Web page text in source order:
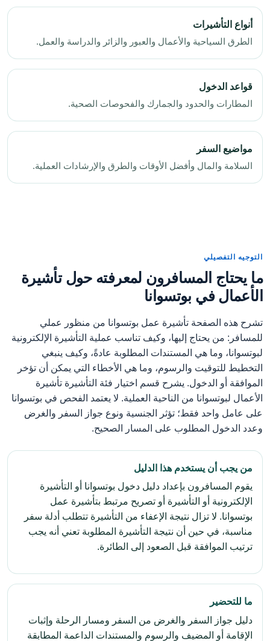
أنواع التأشيرات
الطرق السياحية والأعمال والعبور والزائر والدراسة والعمل.
قواعد الدخول
المطارات والحدود والجمارك والفحوصات الصحية.
مواضيع السفر
السلامة والمال وأفضل الأوقات والطرق والإرشادات العملية.
التوجيه التفصيلي
ما يحتاج المسافرون لمعرفته حول تأشيرة
الأعمال في بوتسوانا
تشرح هذه الصفحة تأشيرة عمل بوتسوانا من منظور عملي
للمسافر: من يحتاج إليها، وكيف تناسب عملية التأشيرة الإلكترونية
لبوتسوانا، وما هي المستندات المطلوبة عادةً، وكيف ينبغي
التخطيط للتوقيت والرسوم، وما هي الأخطاء التي يمكن أن تؤخر
الموافقة أو الدخول. يشرح قسم اختيار فئة التأشيرة تأشيرة
الأعمال لبوتسوانا من الناحية العملية. لا يعتمد الفحص في بوتسوانا
على عامل واحد فقط؛ تؤثر الجنسية ونوع جواز السفر والغرض
وعدد الدخول المطلوب على المسار الصحيح.
من يجب أن يستخدم هذا الدليل
يقوم المسافرون بإعداد دليل دخول بوتسوانا أو التأشيرة
الإلكترونية أو التأشيرة أو تصريح مرتبط بتأشيرة عمل
بوتسوانا. لا تزال نتيجة الإعفاء من التأشيرة تتطلب أدلة سفر
مناسبة، في حين أن نتيجة التأشيرة المطلوبة تعني أنه يجب
ترتيب الموافقة قبل الصعود إلى الطائرة.
ما للتحضير
دليل جواز السفر والغرض من السفر ومسار الرحلة وإثبات
الإقامة أو المضيف والرسوم والمستندات الداعمة المطابقة